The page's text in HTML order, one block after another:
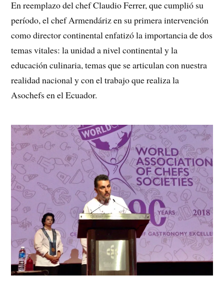
En reemplazo del chef Claudio Ferrer, que cumplió su
período, el chef Armendáriz en su primera intervención
como director continental enfatizó la importancia de dos
temas vitales: la unidad a nivel continental y la
educación culinaria, temas que se articulan con nuestra
realidad nacional y con el trabajo que realiza la
Asochefs en el Ecuador.